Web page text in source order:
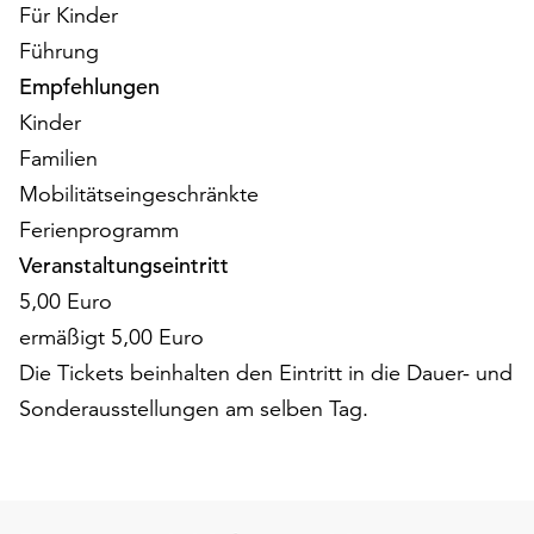
und
widerrufen.
Dafür
steht
Ihnen
am
Ende
der
Seite
die
Schaltfläche
„Cookie-
Einstellungen“
zur
Verfügung.
Für Kinder
Führung
Empfehlungen
Kinder
Familien
Mobilitätseingeschränkte
Ferienprogramm
Veranstaltungseintritt
5,00 Euro
ermäßigt 5,00 Euro
Die Tickets beinhalten den Eintritt in die Dauer- und
Sonderausstellungen am selben Tag.